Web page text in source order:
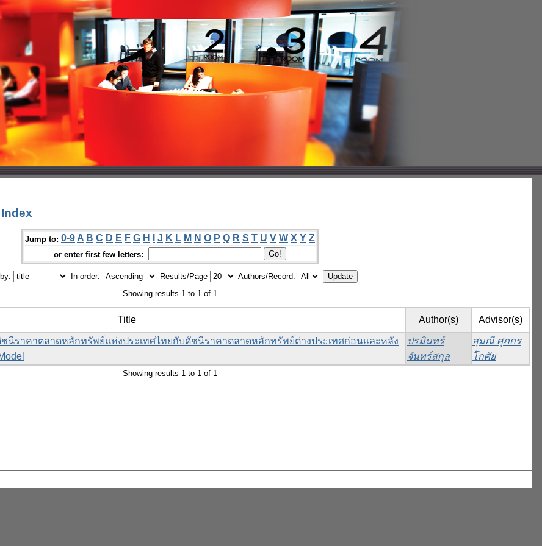
Jump to: 0-9 A B C D E F G H J K L M N O P Q R S T U V W X Y Z
or enter first few letters:
In order: Results/Page
Authors/Record:
Showing results 1 to 1 of 1
Title Author(s) Advisor(s)
นีราคาตลาดหลักทรัพย์แห่งประเทศไทยกับดัชนีราคาตลาดหลักทรัพย์ต่างประเทศก่อนและหลัง
ปรมินทร์
จันทร์สกุล
สุมณี ศุภกร
โกศัย
Showing results 1 to 1 of 1